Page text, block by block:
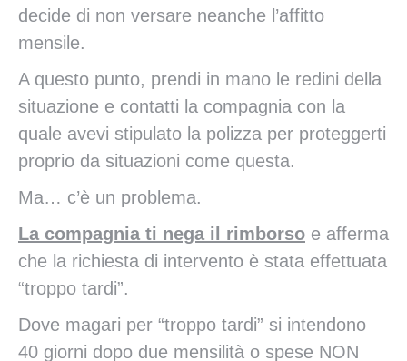
decide di non versare neanche l’affitto
mensile.
A questo punto, prendi in mano le redini della
situazione e contatti la compagnia con la
quale avevi stipulato la polizza per proteggerti
proprio da situazioni come questa.
Ma… c’è un problema.
La compagnia ti nega il rimborso e afferma
che la richiesta di intervento è stata effettuata
“troppo tardi”.
Dove magari per “troppo tardi” si intendono
40 giorni dopo due mensilità o spese NON